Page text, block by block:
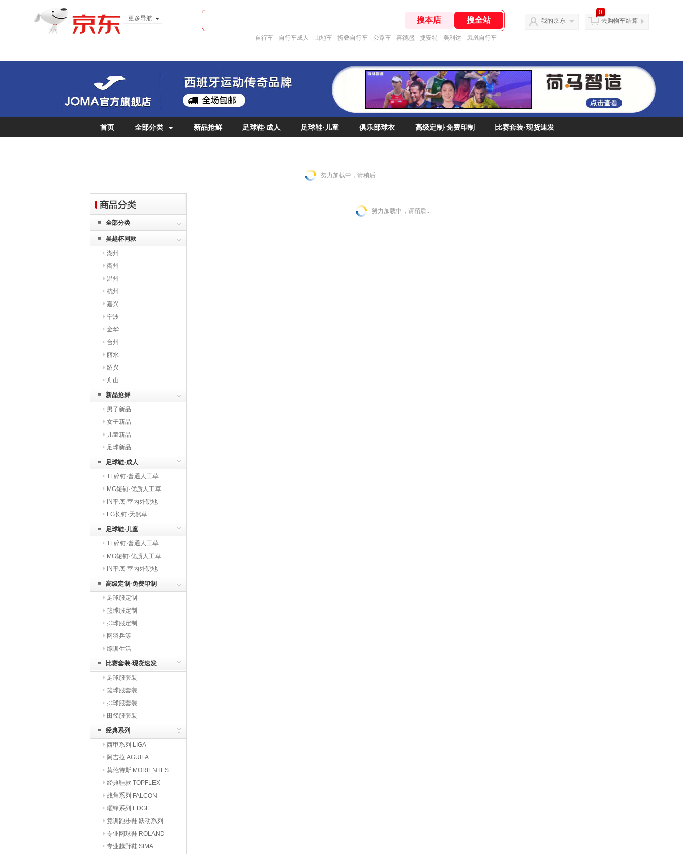
更多导航
自行车 自行车成人 山地车 折叠自行车 公路车 喜德盛 捷安特 美利达 凤凰自行车
我的京东
0
去购物车结算
首页 全部分类 新品抢鲜 足球鞋·成人 足球鞋·儿童 俱乐部球衣 高级定制·免费印制 比赛套装·现货速发
努力加载中，请稍后...
全部分类
吴越杯同款
湖州
衢州
温州
杭州
嘉兴
宁波
金华
台州
丽水
绍兴
舟山
新品抢鲜
男子新品
女子新品
儿童新品
足球新品
足球鞋·成人
TF碎钉·普通人工草
MG短钉·优质人工草
IN平底·室内外硬地
FG长钉·天然草
足球鞋·儿童
TF碎钉·普通人工草
MG短钉·优质人工草
IN平底·室内外硬地
高级定制·免费印制
足球服定制
篮球服定制
排球服定制
网羽乒等
综训生活
比赛套装·现货速发
足球服套装
篮球服套装
排球服套装
田径服套装
经典系列
西甲系列 LIGA
阿吉拉 AGUILA
莫伦特斯 MORIENTES
经典鞋款 TOPFLEX
战隼系列 FALCON
曜锋系列 EDGE
竟训跑步鞋 跃动系列
专业网球鞋 ROLAND
专业越野鞋 SIMA
努力加载中，请稍后...